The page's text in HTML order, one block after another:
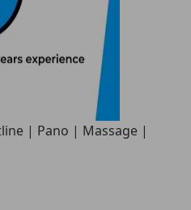
| Pano | Massage |